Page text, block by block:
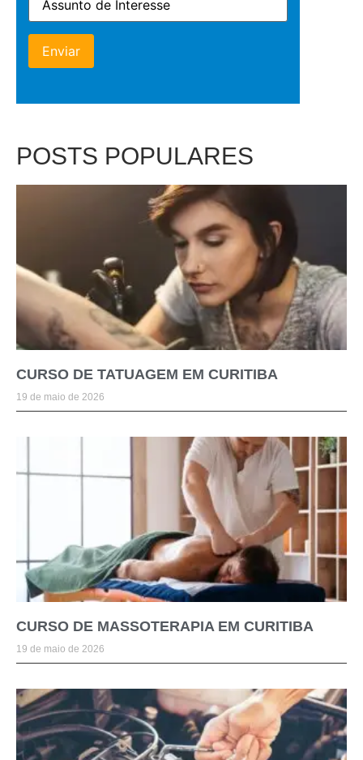
POSTS POPULARES
CURSO DE TATUAGEM EM CURITIBA
19 de maio de 2026
CURSO DE MASSOTERAPIA EM CURITIBA
19 de maio de 2026